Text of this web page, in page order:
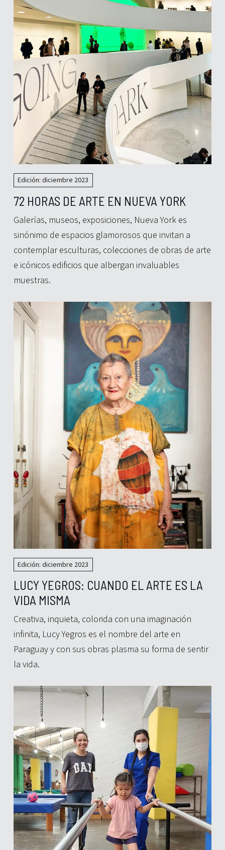
Edición: diciembre 2023
72 HORAS DE ARTE EN NUEVA YORK
Galerías, museos, exposiciones, Nueva York es
sinónimo de espacios glamorosos que invitan a
contemplar esculturas, colecciones de obras de arte
e icónicos edificios que albergan invaluables
muestras.
Edición: diciembre 2023
LUCY YEGROS: CUANDO EL ARTE ES LA
VIDA MISMA
Creativa, inquieta, colorida con una imaginación
infinita, Lucy Yegros es el nombre del arte en
Paraguay y con sus obras plasma su forma de sentir
la vida.